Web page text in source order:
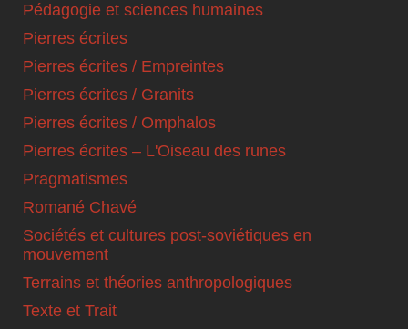
Pédagogie et sciences humaines
Pierres écrites
Pierres écrites / Empreintes
Pierres écrites / Granits
Pierres écrites / Omphalos
Pierres écrites – L'Oiseau des runes
Pragmatismes
Romané Chavé
Sociétés et cultures post-soviétiques en
mouvement
Terrains et théories anthropologiques
Texte et Trait